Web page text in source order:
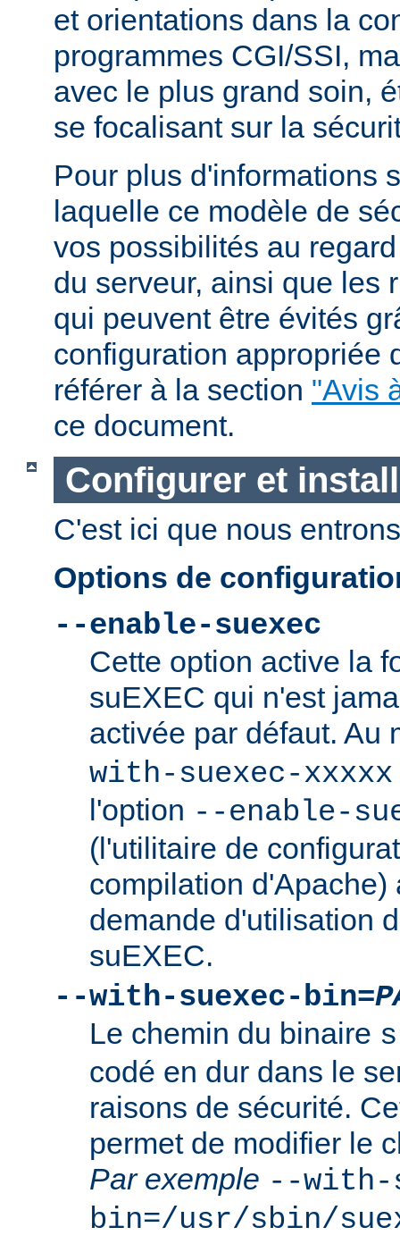
et orientations dans la
programmes CGI/SSI,
avec le plus grand soin,
se focalisant sur la
Pour plus d'informations
laquelle ce modèle de
vos possibilités au
du serveur, ainsi que les
qui peuvent être évités
configuration appropriée
référer à la section "Avis
ce document.
Configurer et
C'est ici que nous
Options de
--enable-suexec
Cette option active la
suEXEC qui n'est
activée par défaut. Au
with-suexec-xxxxx
l'option --enable-
(l'utilitaire de
compilation d'Apache)
demande d'utilisation
suEXEC.
--with-suexec-bin=
Le chemin du binaire
codé en dur dans le
raisons de sécurité.
permet de modifier le
Par exemple --with-
bin=/usr/sbin/